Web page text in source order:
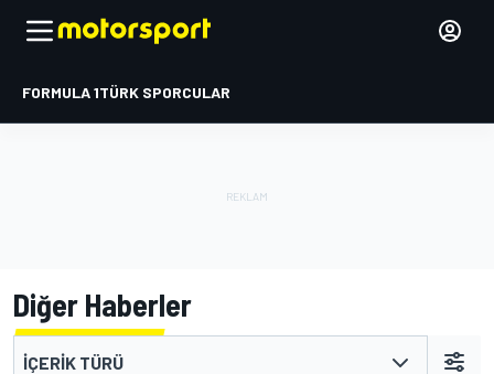
FORMULA 1TÜRK SPORCULAR
Diğer Haberler
İÇERIK TÜRÜ